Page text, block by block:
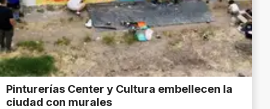
Pinturerías Center y Cultura embellecen la
ciudad con murales